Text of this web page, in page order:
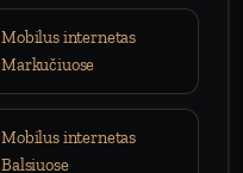
Mobilus internetas
Markučiuose
Mobilus internetas
Balsiuose